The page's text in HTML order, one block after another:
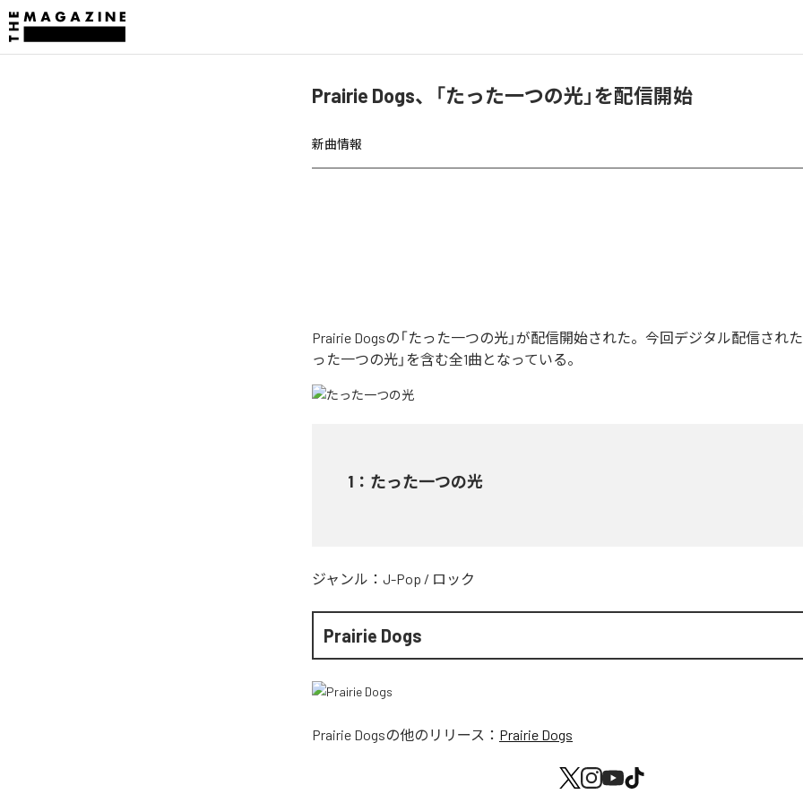
Prairie Dogs、「たった一つの光」を配信開始
新曲情報
Prairie Dogsの「たった一つの光」が配信開始された。今回デジタル配信され
った一つの光」を含む全1曲となっている。
1 ： たった一つの光
ジャンル： J-Pop / ロック
Prairie Dogs
Prairie Dogsの他のリリース： Prairie Dogs